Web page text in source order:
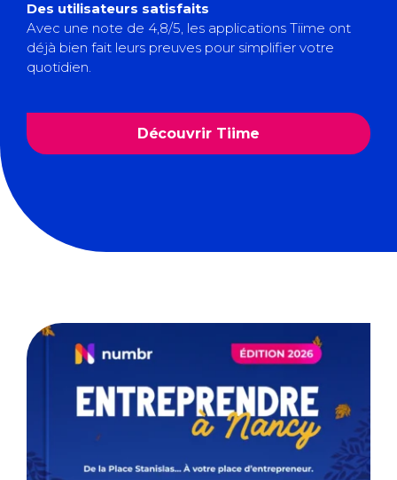
Des utilisateurs satisfaits
Avec une note de 4,8/5, les applications Tiime ont
déjà bien fait leurs preuves pour simplifier votre
quotidien.
Découvrir Tiime